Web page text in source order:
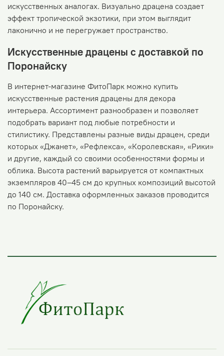
искусственных аналогах. Визуально драцена создает
эффект тропической экзотики, при этом выглядит
лаконично и не перегружает пространство.
Искусственные драцены с доставкой по
Поронайску
В интернет-магазине ФитоПарк можно купить
искусственные растения драцены для декора
интерьера. Ассортимент разнообразен и позволяет
подобрать вариант под любые потребности и
стилистику. Представлены разные виды драцен, среди
которых «Джанет», «Рефлекса», «Королевская», «Рики»
и другие, каждый со своими особенностями формы и
облика. Высота растений варьируется от компактных
экземпляров 40–45 см до крупных композиций высотой
до 140 см. Доставка оформленных заказов проводится
по Поронайску.